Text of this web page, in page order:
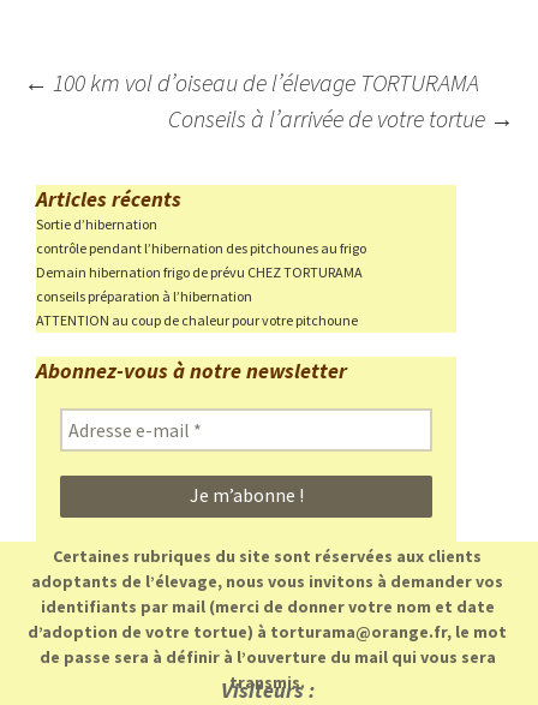
Navigation
← 100 km vol d’oiseau de l’élevage TORTURAMA
Conseils à l’arrivée de votre tortue →
Articles récents
Sortie d’hibernation
contrôle pendant l’hibernation des pitchounes au frigo
Demain hibernation frigo de prévu CHEZ TORTURAMA
conseils préparation à l’hibernation
ATTENTION au coup de chaleur pour votre pitchoune
Abonnez-vous à notre newsletter
Adresse
e-
mail
Certaines rubriques du site sont réservées aux clients
adoptants de l’élevage, nous vous invitons à demander vos
identifiants par mail (merci de donner votre nom et date
d’adoption de votre tortue) à torturama@orange.fr, le mot
de passe sera à définir à l’ouverture du mail qui vous sera
transmis.
Visiteurs :